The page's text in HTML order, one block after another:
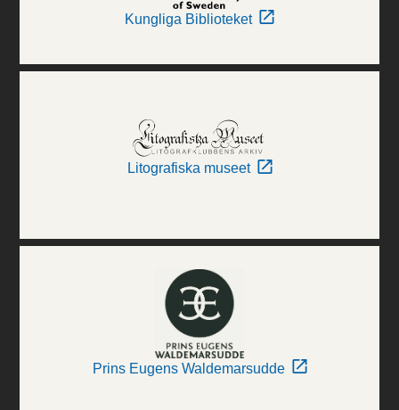
Kungliga Biblioteket
Litografiska museet
Prins Eugens Waldemarsudde